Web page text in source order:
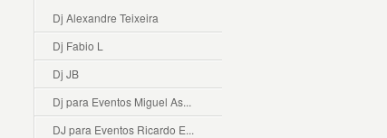
Dj Alexandre Teixeira
Dj Fabio L
Dj JB
Dj para Eventos Miguel As...
DJ para Eventos Ricardo E...